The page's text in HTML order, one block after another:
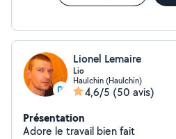
Lionel Lemaire
Lio
Haulchin (Haulchin)
4,6/5 (50 avis)
Présentation
Adore le travail bien fait